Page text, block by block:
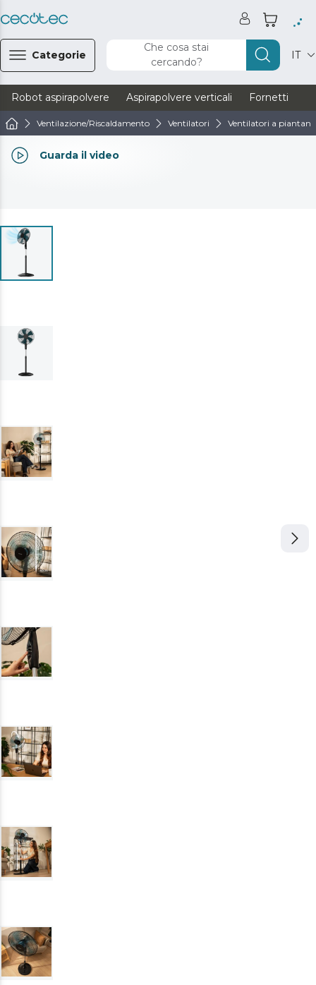
Categorie
Che cosa stai
cercando?
IT
Robot aspirapolvere Aspirapolvere verticali Fornetti
Ventilazione/Riscaldamento Ventilatori Ventilatori a piantana
Guarda il video